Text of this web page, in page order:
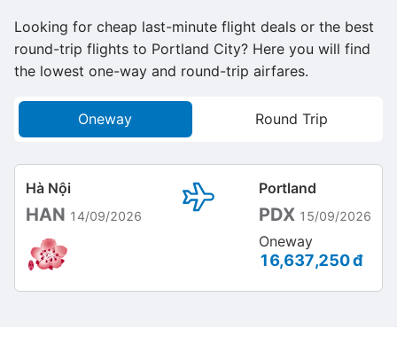
Looking for cheap last-minute flight deals or the best
round-trip flights to Portland City? Here you will find
the lowest one-way and round-trip airfares.
Oneway Round Trip
Hà Nội
HAN 14/09/2026
Portland
PDX 15/09/2026
Oneway
16,637,250 đ